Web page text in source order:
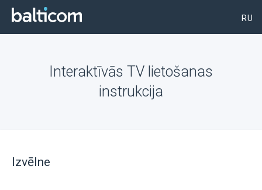
RU
Interaktīvās TV lietošanas
instrukcija
Izvēlne